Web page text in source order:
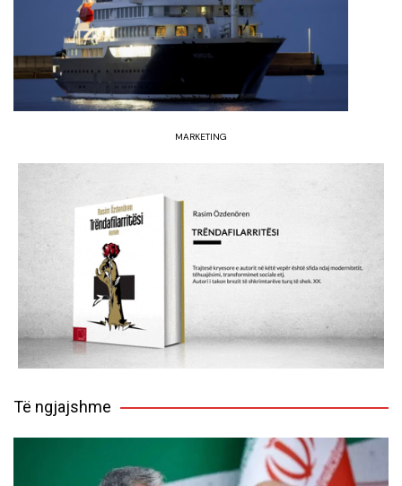
MARKETING
Të ngjajshme